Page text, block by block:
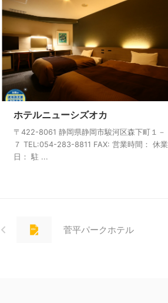
ホテルニューシズオカ
〒422-8061 静岡県静岡市駿河区森下町１－
７ TEL:054-283-8811 FAX: 営業時間： 休業
日： 駐 ...
菅平パークホテル